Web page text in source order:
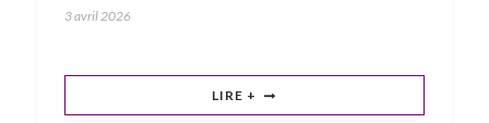
3 avril 2026
LIRE +